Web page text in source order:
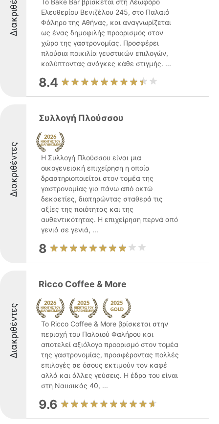
Το Bake Bar βρίσκεται στη Λεωφόρο
Ελευθερίου Βενιζέλου 245, στο Παλαιό
Φάληρο της Αθήνας, και αναγνωρίζεται
ως ένας δημοφιλής προορισμός στον
χώρο της γαστρονομίας. Προσφέρει
πλούσια ποικιλία γευστικών επιλογών,
καλύπτοντας ανάγκες κάθε στιγμής. ...
8.4
Διακριθέντες
Συλλογή Πλούσσου
Η Συλλογή Πλούσσου είναι μια
οικογενειακή επιχείρηση η οποία
δραστηριοποιείται στον τομέα της
γαστρονομίας για πάνω από οκτώ
δεκαετίες, διατηρώντας σταθερά τις
αξίες της ποιότητας και της
αυθεντικότητας. Η επιχείρηση περνά από
γενιά σε γενιά, ...
8
Διακριθέντες
Ricco Coffee & More
Το Ricco Coffee & More βρίσκεται στην
περιοχή του Παλαιού Φαλήρου και
αποτελεί αξιόλογο προορισμό στον τομέα
της γαστρονομίας, προσφέροντας πολλές
επιλογές σε όσους εκτιμούν τον καφέ
αλλά και άλλες γεύσεις. Η έδρα του είναι
στη Ναυσικάς 40, ...
9.6